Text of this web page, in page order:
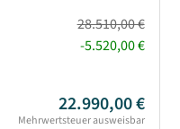
28.510,00 €
-5.520,00 €
22.990,00 €
Mehrwertsteuer ausweisbar